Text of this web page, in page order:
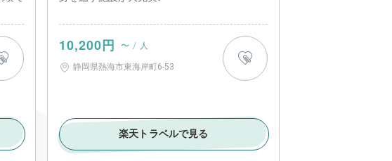
10,200円 〜 / 人
静岡県熱海市東海岸町6-53
楽天トラベルで見る